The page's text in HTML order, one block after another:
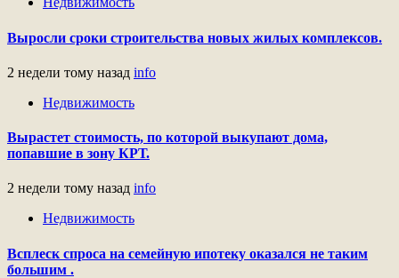
Выросли сроки строительства новых жилых комплексов.
2 недели тому назад info
Недвижимость
Вырастет стоимость, по которой выкупают дома,
попавшие в зону КРТ.
2 недели тому назад info
Недвижимость
Всплеск спроса на семейную ипотеку оказался не таким
большим .